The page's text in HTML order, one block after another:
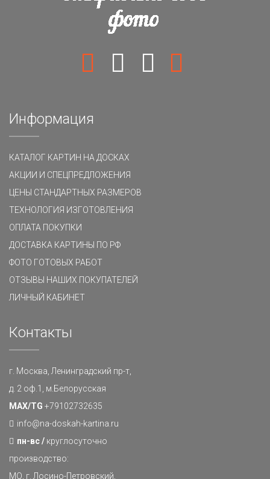
Информация
КАТАЛОГ КАРТИН НА ДОСКАХ
АКЦИИ И СПЕЦПРЕДЛОЖЕНИЯ
ЦЕНЫ СТАНДАРТНЫХ РАЗМЕРОВ
ТЕХНОЛОГИЯ ИЗГОТОВЛЕНИЯ
ОПЛАТА ПОКУПКИ
ДОСТАВКА КАРТИНЫ ПО РФ
ФОТО ГОТОВЫХ РАБОТ
ОТЗЫВЫ НАШИХ ПОКУПАТЕЛЕЙ
ЛИЧНЫЙ КАБИНЕТ
Контакты
г. Москва, Ленинградский пр-т,
д. 2 оф.1, м.Белорусская
MAX/TG +79102732635
info@na-doskah-kartina.ru
пн-вс / круглосуточно
производство:
МО, г. Лосино-Петровский,